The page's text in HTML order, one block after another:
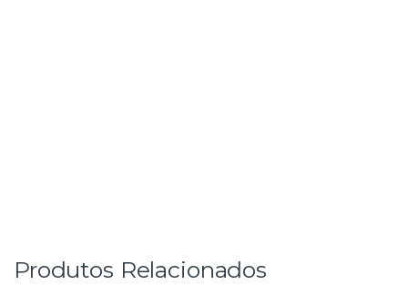
Produtos Relacionados